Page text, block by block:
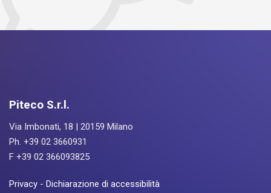
Piteco S.r.l.
Via Imbonati, 18 | 20159 Milano
Ph. +39 02 3660931
F +39 02 366093825
Privacy - Dichiarazione di accessibilità